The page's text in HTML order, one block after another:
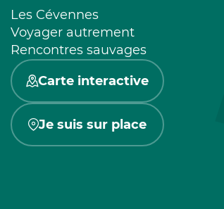
Les Cévennes
Voyager autrement
Rencontres sauvages
Carte interactive
Je suis sur place